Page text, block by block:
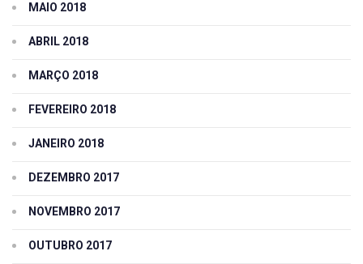
MAIO 2018
ABRIL 2018
MARÇO 2018
FEVEREIRO 2018
JANEIRO 2018
DEZEMBRO 2017
NOVEMBRO 2017
OUTUBRO 2017